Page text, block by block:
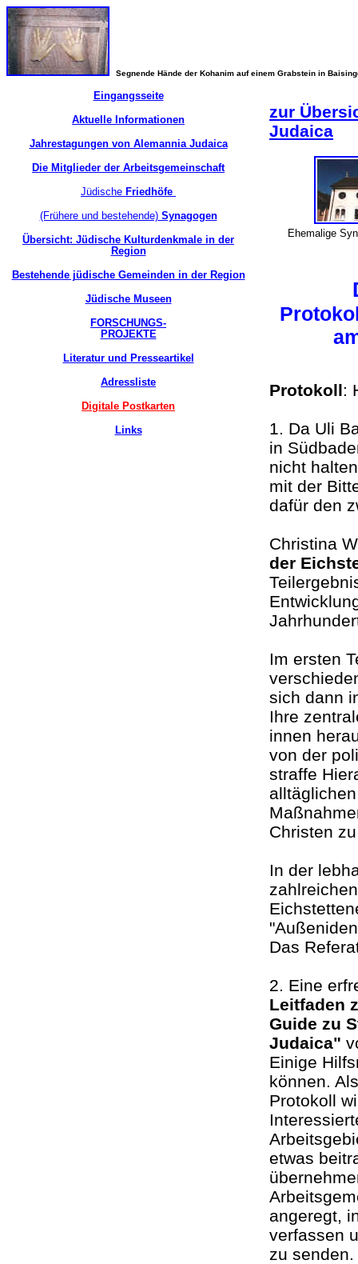
Segnende Hände der Kohanim auf einem Grabstein in
Eingangsseite
Aktuelle Informationen
Jahrestagungen von Alemannia Judaica
Die Mitglieder der Arbeitsgemeinschaft
Jüdische Friedhöfe
(Frühere und bestehende)Synagogen
Übersicht: Jüdische Kulturdenkmale in der
Region
Bestehende jüdische Gemeinden in der Region
Jüdische Museen
FORSCHUNGS-
PROJEKTE
Literatur und Presseartikel
Adressliste
Digitale Postkarten
Links
zur
Judaica
Ehemalige
Protokoll:
1. Da Uli
in
nicht
mit der
dafür den
Christina
der
Im ersten
sich dann
Ihre
innen
von der
straffe
Christen
In der
Das
2. Eine
Leitfaden
Guide zu
Judaica"
Einige
können.
Protokoll
etwas
angeregt,
verfassen
zu senden.